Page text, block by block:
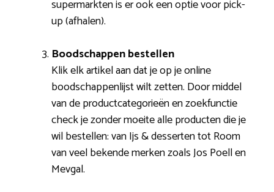
supermarkten is er ook een optie voor pick-
up (afhalen).
Boodschappen bestellen
Klik elk artikel aan dat je op je online
boodschappenlijst wilt zetten. Door middel
van de productcategorieën en zoekfunctie
check je zonder moeite alle producten die je
wil bestellen: van Ijs & desserten tot Room
van veel bekende merken zoals Jos Poell en
Mevgal.